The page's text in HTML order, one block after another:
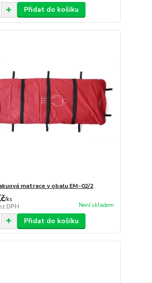
Přidat do košíku
matrace v obalu EM-02/2
/ks
DPH Není skladem
Přidat do košíku